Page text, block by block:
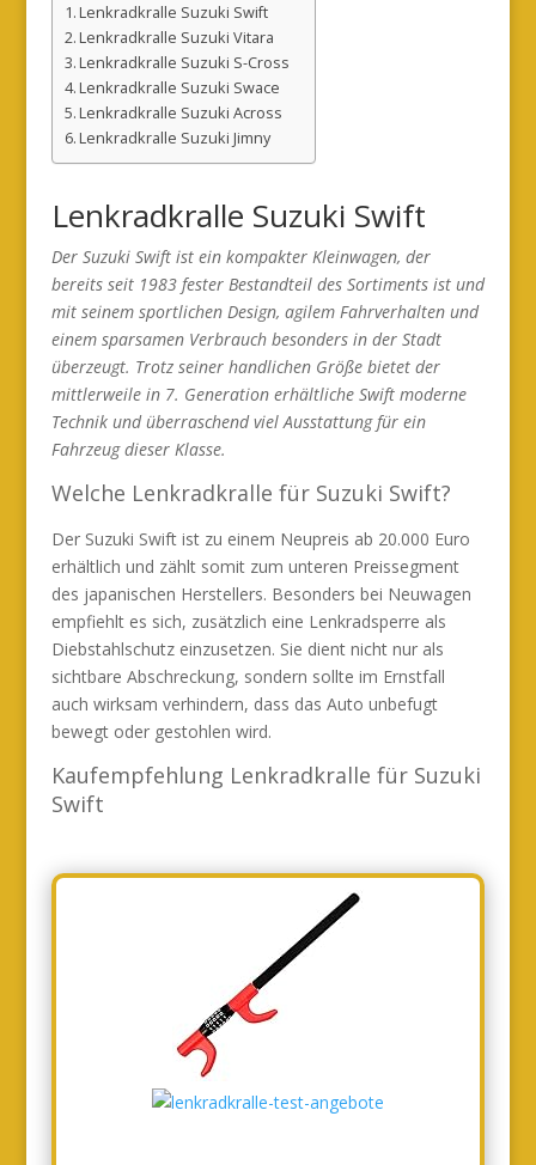
Lenkradkralle Suzuki Swift
Lenkradkralle Suzuki Vitara
Lenkradkralle Suzuki S-Cross
Lenkradkralle Suzuki Swace
Lenkradkralle Suzuki Across
Lenkradkralle Suzuki Jimny
Lenkradkralle Suzuki Swift
Der Suzuki Swift ist ein kompakter Kleinwagen, der
bereits seit 1983 fester Bestandteil des Sortiments ist und
mit seinem sportlichen Design, agilem Fahrverhalten und
einem sparsamen Verbrauch besonders in der Stadt
überzeugt. Trotz seiner handlichen Größe bietet der
mittlerweile in 7. Generation erhältliche Swift moderne
Technik und überraschend viel Ausstattung für ein
Fahrzeug dieser Klasse.
Welche Lenkradkralle für Suzuki Swift?
Der Suzuki Swift ist zu einem Neupreis ab 20.000 Euro
erhältlich und zählt somit zum unteren Preissegment
des japanischen Herstellers. Besonders bei Neuwagen
empfiehlt es sich, zusätzlich eine Lenkradsperre als
Diebstahlschutz einzusetzen. Sie dient nicht nur als
sichtbare Abschreckung, sondern sollte im Ernstfall
auch wirksam verhindern, dass das Auto unbefugt
bewegt oder gestohlen wird.
Kaufempfehlung Lenkradkralle für Suzuki
Swift